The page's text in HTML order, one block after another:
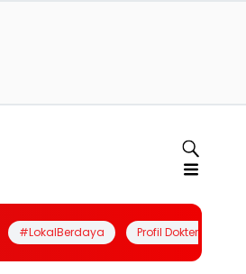
#LokalBerdaya Profil Dokter